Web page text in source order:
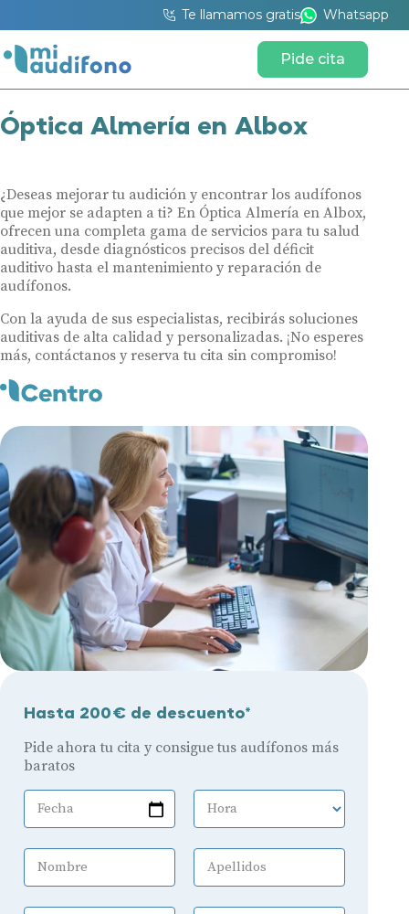
Te llamamos gratis Whatsapp
Pide cita
Óptica Almería en Albox
¿Deseas mejorar tu audición y encontrar los audífonos
que mejor se adapten a ti? En Óptica Almería en Albox,
ofrecen una completa gama de servicios para tu salud
auditiva, desde diagnósticos precisos del déficit
auditivo hasta el mantenimiento y reparación de
audífonos.
Con la ayuda de sus especialistas, recibirás soluciones
auditivas de alta calidad y personalizadas. ¡No esperes
más, contáctanos y reserva tu cita sin compromiso!
Hasta 200€ de descuento*
Pide ahora tu cita y consigue tus audífonos más
baratos
Fecha Hora
Nombre Apellidos